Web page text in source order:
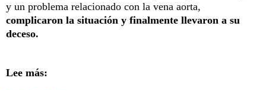
y un problema relacionado con la vena aorta,
complicaron la situación y finalmente llevaron a su
deceso.
Lee más: